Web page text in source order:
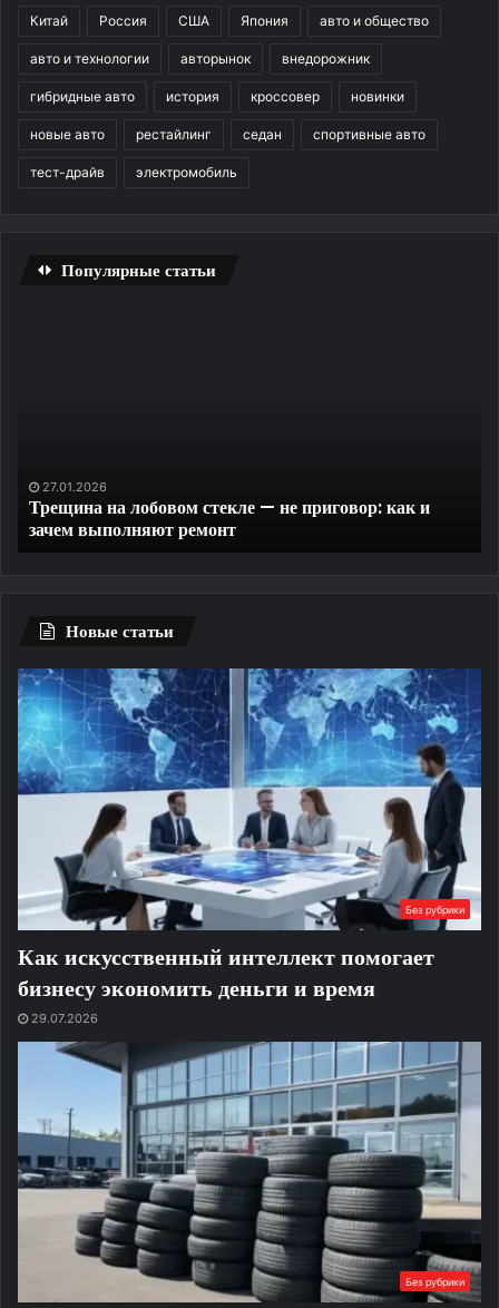
Китай Россия США Япония авто и общество
авто и технологии авторынок внедорожник
гибридные авто история кроссовер новинки
новые авто рестайлинг седан спортивные авто
тест-драйв электромобиль
Популярные статьи
как
зачем
выполняют
27.01.2026
Трещина на лобовом стекле — не приговор: как и
зачем выполняют ремонт
Новые статьи
Без рубрики
Как искусственный интеллект помогает
бизнесу экономить деньги и время
29.07.2026
Без рубрики